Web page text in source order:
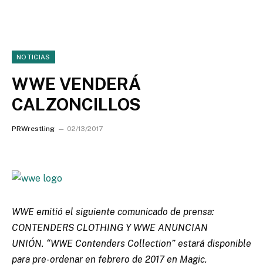
NOTICIAS
WWE VENDERÁ
CALZONCILLOS
PRWrestling 02/13/2017
WWE emitió el siguiente comunicado de prensa:
CONTENDERS CLOTHING Y WWE ANUNCIAN
UNIÓN. “WWE Contenders Collection” estará disponible
para pre-ordenar en febrero de 2017 en Magic.